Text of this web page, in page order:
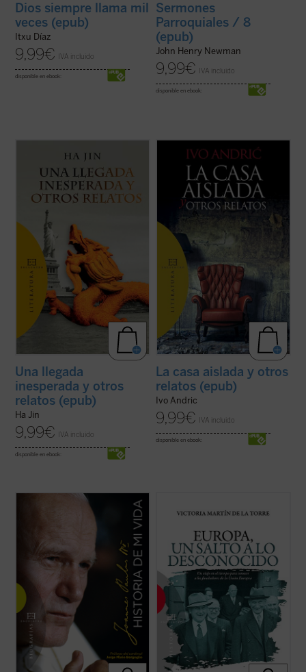
Dios siempre llama mil
veces (epub)
Itxu Díaz
9,99€ IVA incluido
disponible en ebook:
Sermones
Parroquiales / 8
(epub)
John Henry Newman
9,99€ IVA incluido
disponible en ebook:
ofrece por vez primera en español una
selección de trece cuentos de uno de los
más prestigiosos escritores de ficción en
lengua inglesa de nuestros días.
Haciendo gala de un estilo directo, ...(ver
Una llegada
inesperada y otros
relatos (epub)
Ha Jin
9,99€ IVA incluido
disponible en ebook:
(ver ficha)
La casa aislada y otros
relatos (epub)
Ivo Andric
9,99€ IVA incluido
disponible en ebook:
Una verdadera «autobiografía» del papa
Wojtyla formada a partir de las
confidencias personales que él mismo fue
revelando en cerca de 15.000 textos y
mundo durante sus 27 años de pontificado.
(ver ficha)
relato de no ficción recrea la década en la
Comunidades Europeas (1948-1957), a
través de algunos de los principales
protagonistas de la construcción europea
(ver ficha)